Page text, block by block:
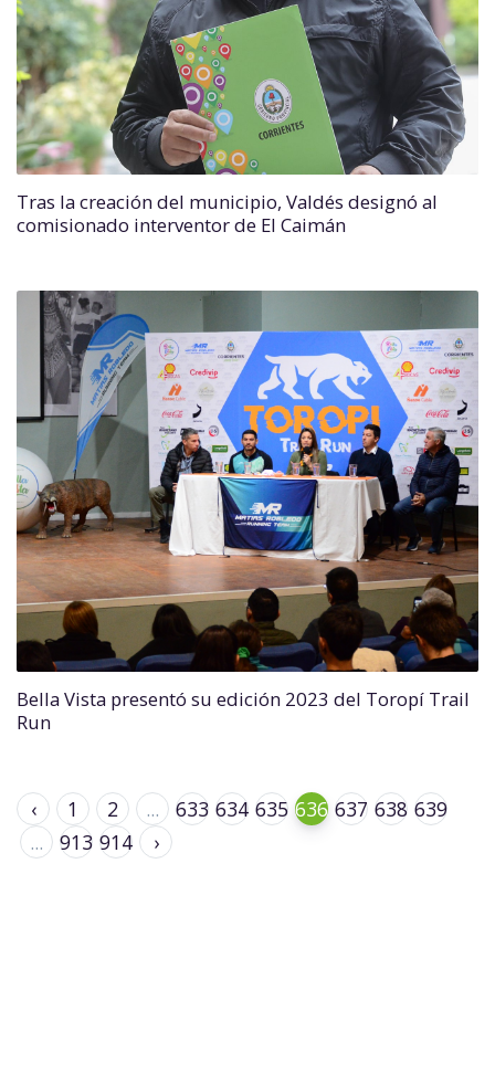
Tras la creación del municipio, Valdés designó al
comisionado interventor de El Caimán
Bella Vista presentó su edición 2023 del Toropí Trail
Run
‹ 1 2 ... 633 634 635 636 637 638 639
...
913 914 ›